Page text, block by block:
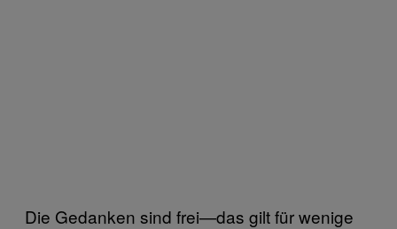
Die Gedanken sind frei—das gilt für wenige